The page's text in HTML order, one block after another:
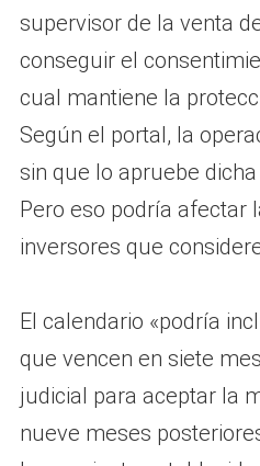
supervisor de la venta
conseguir el
cual mantiene la
Según el portal, la
sin que lo apruebe
Pero eso podría afectar
inversores que
El calendario «podría
que vencen en siete
judicial para aceptar la
nueve meses